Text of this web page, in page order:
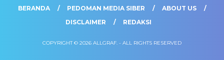
BERANDA PEDOMAN MEDIA SIBER
ABOUT US
DISCLAIMER
REDAKSI
COPYRIGHT © 2026 ALLGRAF. - ALL RIGHTS RESERVED